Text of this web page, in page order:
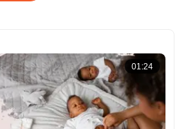
01:24